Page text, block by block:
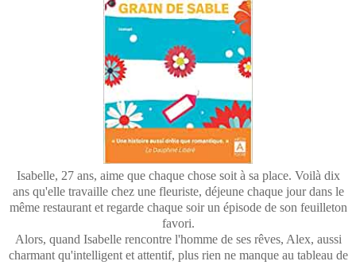
Isabelle, 27 ans, aime que chaque chose soit à sa place. Voilà dix
ans qu'elle travaille chez une fleuriste, déjeune chaque jour dans le
même restaurant et regarde chaque soir un épisode de son feuilleton
favori.
Alors, quand Isabelle rencontre l'homme de ses rêves, Alex, aussi
charmant qu'intelligent et attentif, plus rien ne manque au tableau de